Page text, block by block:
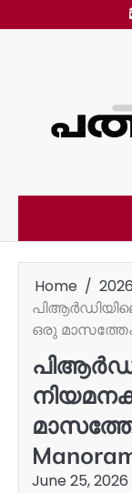
to
Home 2026
ഒരു
June 25, 2026